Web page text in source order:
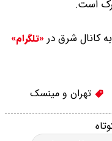
است.
کانال شرق در «تلگرام»
تهران و مینسک